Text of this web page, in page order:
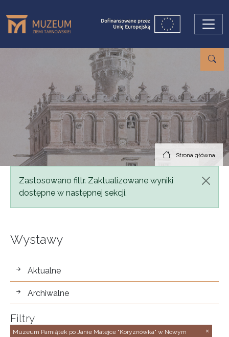
Strona główna
Komunikat
Zastosowano filtr. Zaktualizowane wyniki
dostępne w następnej sekcji.
Wystawy
wystawy
Aktualne
Archiwalne
Filtry
Muzeum Pamiątek po Janie Matejce "Koryznówka" w Nowym